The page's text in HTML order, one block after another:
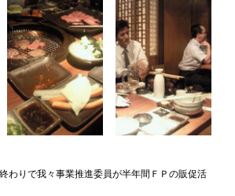
わりで我々事業推進委員が半年間ＦＰの販促活